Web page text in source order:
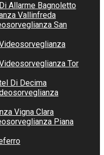
Allarme Bagnoletto
Vallinfreda
San
Tor
Di Decima
Vigna Clara
Piana